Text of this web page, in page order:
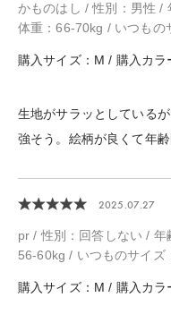
かものはし / 性別：男性 /
体重：66-70kg / いつもの
購入サイズ：M / 購入カ
生地がサラッとしている
強そう。絵柄が良くて年
2025.07.27
pr / 性別：回答しない / 年
56-60kg / いつものサイズ
購入サイズ：M / 購入カ